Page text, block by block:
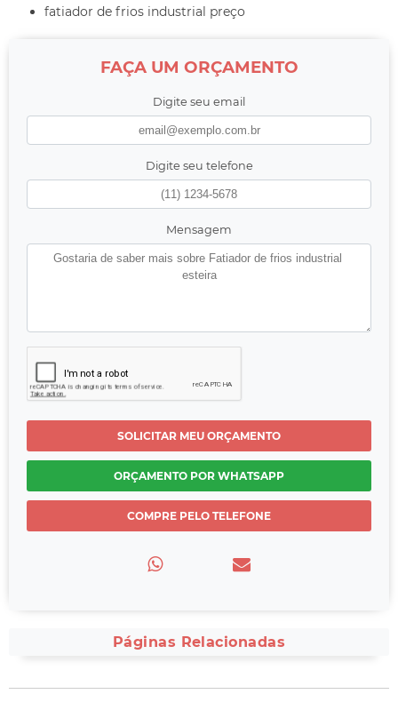
fatiador de frios industrial preço
FAÇA UM ORÇAMENTO
Digite seu email
Digite seu telefone
Mensagem
SOLICITAR MEU ORÇAMENTO
ORÇAMENTO POR WHATSAPP
COMPRE PELO TELEFONE
Páginas Relacionadas